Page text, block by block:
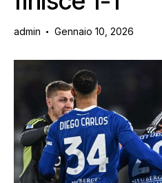
admin Gennaio 10, 2026